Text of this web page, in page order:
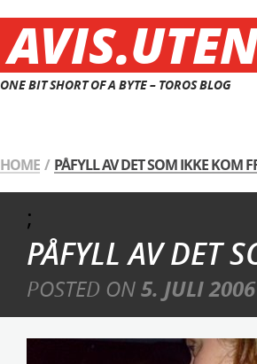
ONE BIT SHORT OF A BYTE – TOROS BLOG
HOME / PÅFYLL AV DET SOM IKKE KOM
;
PÅFYLL AV DET
POSTED ON5. JULI 2006